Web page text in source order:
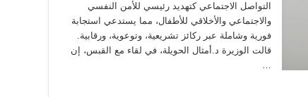
التواصل الاجتماعي كتهديد رئيسي للأمن النفسي
والاجتماعي والأخلاقي للأطفال، مما يستدعي استجابة
فورية وشاملة عبر ركائز تشريعية، وتوعوية، ورقابية.
قالت الوزيرة د.أمثال الحويلة، في لقاء مع القبس، إن
…